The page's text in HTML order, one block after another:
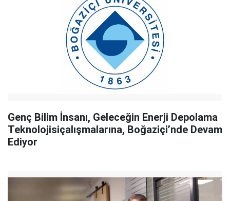
Genç Bilim İnsanı, Geleceğin Enerji Depolama
Teknolojisiçalışmalarına, Boğaziçi’nde Devam
Ediyor